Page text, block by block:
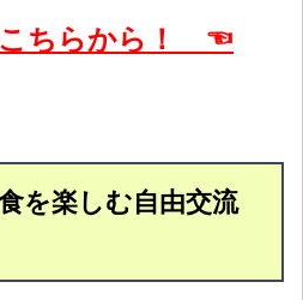
ちらから！ ☜
を楽しむ自由交流